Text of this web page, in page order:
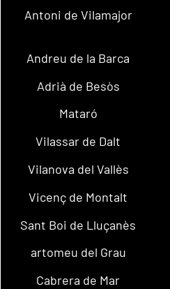
Antoni de Vilamajor
Andreu de la Barca
Adrià de Besòs
Mataró
Vilassar de Dalt
Vilanova del Vallès
Vicenç de Montalt
Sant Boi de Lluçanès
artomeu del Grau
Cabrera de Mar